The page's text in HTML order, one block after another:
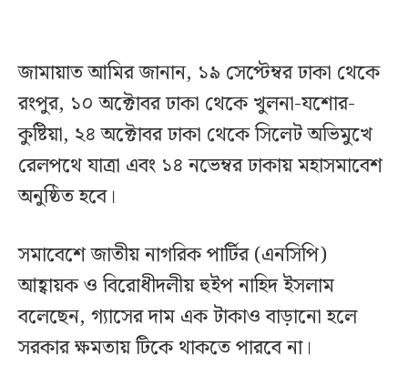
জামায়াত আমির জানান, ১৯ সেপ্টেম্বর ঢাকা থেকে
রংপুর, ১০ অক্টোবর ঢাকা থেকে খুলনা-যশোর-
কুষ্টিয়া, ২৪ অক্টোবর ঢাকা থেকে সিলেট অভিমুখে
রেলপথে যাত্রা এবং ১৪ নভেম্বর ঢাকায় মহাসমাবেশ
অনুষ্ঠিত হবে।
সমাবেশে জাতীয় নাগরিক পার্টির (এনসিপি)
আহ্বায়ক ও বিরোধীদলীয় হুইপ নাহিদ ইসলাম
বলেছেন, গ্যাসের দাম এক টাকাও বাড়ানো হলে
সরকার ক্ষমতায় টিকে থাকতে পারবে না।